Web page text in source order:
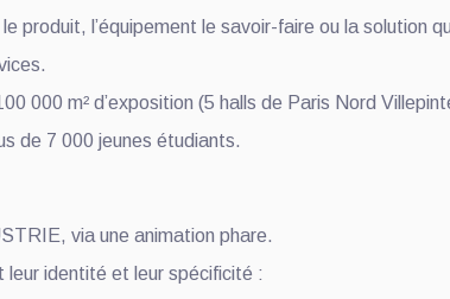
l’équipement le savoir-faire ou la solution
000 m² d’exposition (5 halls de Paris Nord
de 7 000 jeunes étudiants.
via une animation phare.
leur identité et leur spécificité :